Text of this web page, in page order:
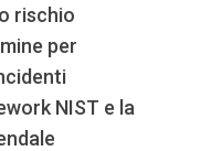
rischio
per
NIST e la